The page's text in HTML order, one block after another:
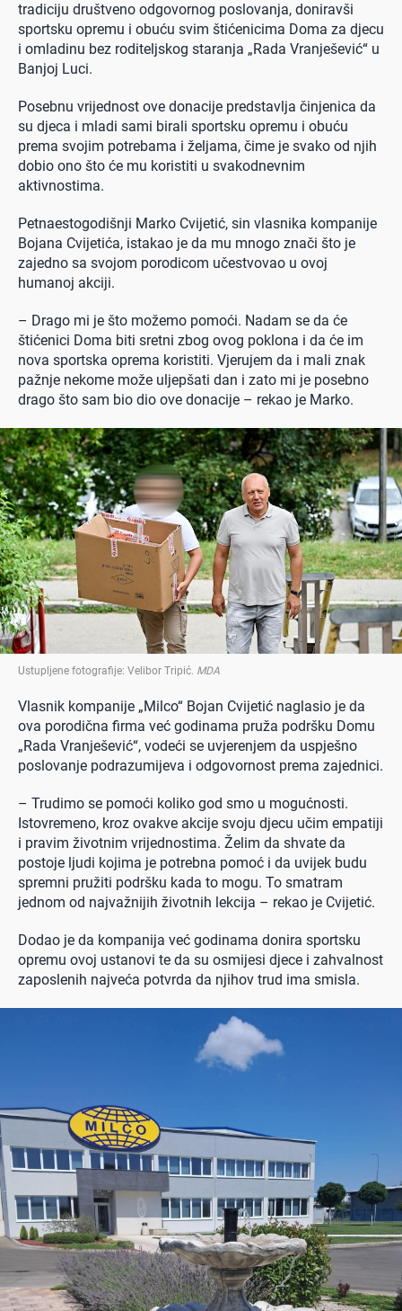
tradiciju društveno odgovornog poslovanja, doniravši
sportsku opremu i obuću svim štićenicima Doma za djecu
i omladinu bez roditeljskog staranja „Rada Vranješević“ u
Banjoj Luci.
Posebnu vrijednost ove donacije predstavlja činjenica da
su djeca i mladi sami birali sportsku opremu i obuću
prema svojim potrebama i željama, čime je svako od njih
dobio ono što će mu koristiti u svakodnevnim
aktivnostima.
Petnaestogodišnji Marko Cvijetić, sin vlasnika kompanije
Bojana Cvijetića, istakao je da mu mnogo znači što je
zajedno sa svojom porodicom učestvovao u ovoj
humanoj akciji.
– Drago mi je što možemo pomoći. Nadam se da će
štićenici Doma biti sretni zbog ovog poklona i da će im
nova sportska oprema koristiti. Vjerujem da i mali znak
pažnje nekome može uljepšati dan i zato mi je posebno
drago što sam bio dio ove donacije – rekao je Marko.
Ustupljene fotografije: Velibor Tripić. MDA
Vlasnik kompanije „Milco“ Bojan Cvijetić naglasio je da
ova porodična firma već godinama pruža podršku Domu
„Rada Vranješević“, vodeći se uvjerenjem da uspješno
poslovanje podrazumijeva i odgovornost prema zajednici.
– Trudimo se pomoći koliko god smo u mogućnosti.
Istovremeno, kroz ovakve akcije svoju djecu učim empatiji
i pravim životnim vrijednostima. Želim da shvate da
postoje ljudi kojima je potrebna pomoć i da uvijek budu
spremni pružiti podršku kada to mogu. To smatram
jednom od najvažnijih životnih lekcija – rekao je Cvijetić.
Dodao je da kompanija već godinama donira sportsku
opremu ovoj ustanovi te da su osmijesi djece i zahvalnost
zaposlenih najveća potvrda da njihov trud ima smisla.